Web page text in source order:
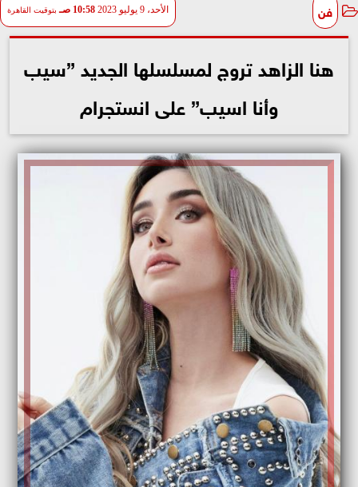
فن الأحد، 9 يوليو 2023 10:58 صـ بتوقيت القاهرة
هنا الزاهد تروج لمسلسلها الجديد ”سيب
وأنا اسيب” على انستجرام